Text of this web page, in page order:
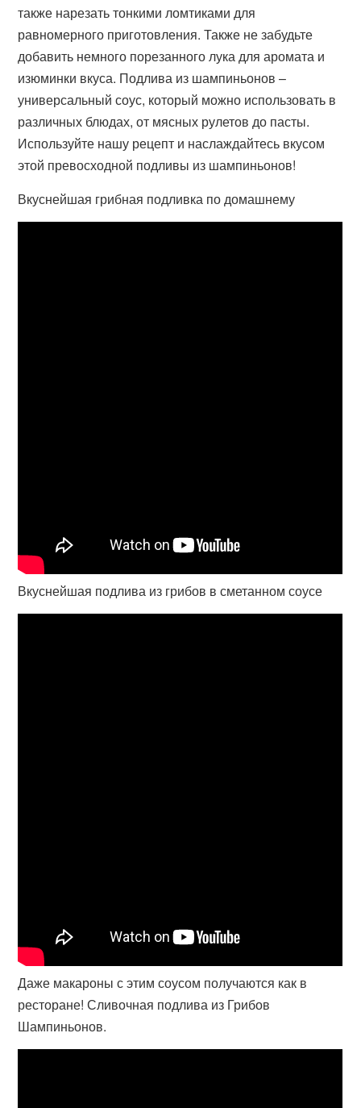
также нарезать тонкими ломтиками для
равномерного приготовления. Также не забудьте
добавить немного порезанного лука для аромата и
изюминки вкуса. Подлива из шампиньонов –
универсальный соус, который можно использовать в
различных блюдах, от мясных рулетов до пасты.
Используйте нашу рецепт и наслаждайтесь вкусом
этой превосходной подливы из шампиньонов!
Вкуснейшая грибная подливка по домашнему
Вкуснейшая подлива из грибов в сметанном соусе
Даже макароны с этим соусом получаются как в
ресторане! Сливочная подлива из Грибов
Шампиньонов.